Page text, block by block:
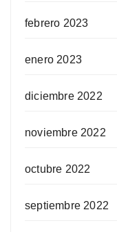
febrero 2023
enero 2023
diciembre 2022
noviembre 2022
octubre 2022
septiembre 2022